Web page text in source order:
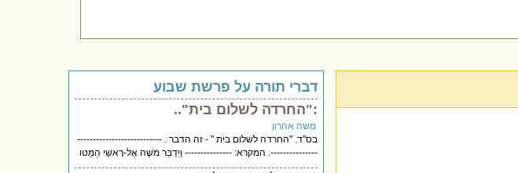
דברי תורה על פרשת שבוע
:"החרדה לשלום בית"..
משה אהרון
בס"ד. "החרדה לשלום בית " - זה הדבר . ---------------------------
---------------. המקרא: --------------- וַיְדַבֵּר מֹשֶׁה אֶל-רָאשֵׁי הַמַּטּו